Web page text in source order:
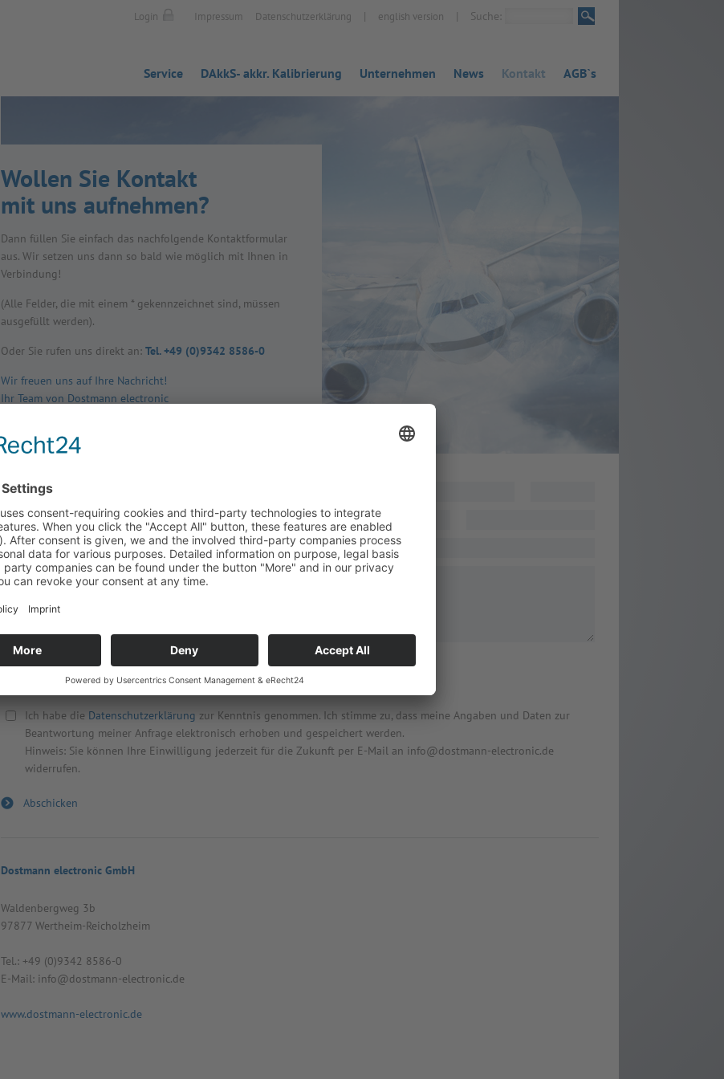
Login Impressum Datenschutzerklärung | english version | Suche:
Service DAkkS- akkr. Kalibrierung Unternehmen News Kontakt AGB`s
Wol­len Sie Kon­takt
mit uns auf­neh­men?
Dann fül­len Sie ein­fach das nach­fol­gende Kon­takt­for­mu­lar
aus. Wir set­zen uns dann so bald wie mög­lich mit Ihnen in
Ver­bin­dung!
(Alle Fel­der, die mit einem * gekenn­zeich­net sind, müs­sen
aus­ge­füllt wer­den).
Oder Sie rufen uns direkt an: Tel. +49 (0)9342 8586-0
Wir freuen uns auf Ihre Nachricht!
Ihr Team von Dostmann electronic
Anrede
Firma
Name
Vorname
E-Mail
*
PLZ, Ort
Land
Ihre Nachricht*
Ich habe die Datenschutzerklärung zur Kenntnis genommen. Ich stimme zu, dass meine Angaben und Daten zur
Beantwortung meiner Anfrage elektronisch erhoben und gespeichert werden.
Hinweis: Sie können Ihre Einwilligung jederzeit für die Zukunft per E-Mail an info@dostmann-electronic.de
widerrufen.
Dostmann electronic GmbH
Wal­den­berg­weg 3b
97877 Wert­heim-Reicholz­heim
Tel.: +49 (0)9342 8586-0
E-Mail: info@dost­mann-elec­tro­nic.de
www.dostmann-electronic.de